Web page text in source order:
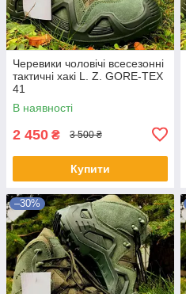
Черевики чоловічі всесезонні
тактичні хакі L. Z. GORE-TEX
41
В наявності
2 450 ₴ 3 500 ₴
Купити
–30%